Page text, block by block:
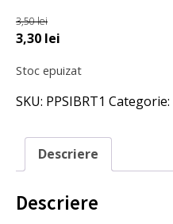
3,50lei
Prețul
a
fost:
3,30 lei
este:
3,30 lei.
Stoc epuizat
SKU: PPSIBRT1 Categorie:
Descriere
Descriere